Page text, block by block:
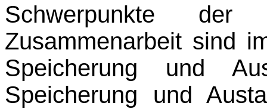
Schwerpunkte
Zusammenarbeit sind
Speicherung und
Speicherung und